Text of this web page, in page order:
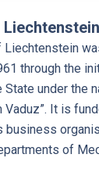
Liechtenstein
through the
under the
Vaduz”. It is
business
of